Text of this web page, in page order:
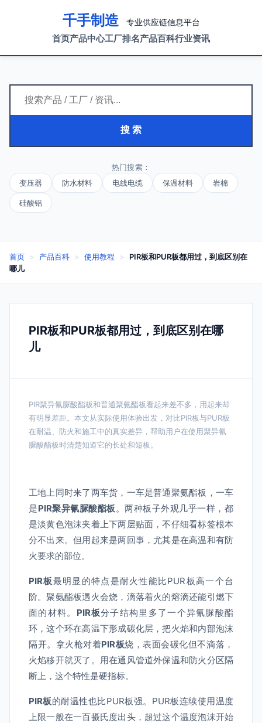
千手制造 专业供应链信息平台
首页产品中心工厂排名产品百科行业资讯
搜 索
热门搜索：
变压器
防水材料 电线电缆 保温材料 岩棉
硅酸铝
首页 > 产品百科 > 使用教程 >
PIR板和PUR板都用过，到底区别在
哪儿
PIR板和PUR板都用过，到底区别在哪
儿
PIR聚异氰脲酸酯板和普通聚氨酯板看起来差不多，用起来却
有明显差距。本文从实际使用体验出发，对比PIR板与PUR板
在耐温、防火和施工中的真实差异，帮助用户在使用聚异氰
脲酸酯板时清楚知道它的长处和短板。
工地上同时来了两车货，一车是普通聚氨酯板，一车
是PIR聚异氰脲酸酯板。两种板子外观几乎一样，都
是淡黄色泡沫夹着上下两层贴面，不仔细看标签根本
分不出来。但用起来是两回事，尤其是在高温和有防
火要求的部位。
PIR板最明显的特点是耐火性能比PUR板高一个台
阶。聚氨酯板遇火会烧，滴落着火的熔滴还能引燃下
面的材料。 PIR板分子结构里多了一个异氰脲酸酯
环，这个环在高温下形成碳化层，把火焰和内部泡沫
隔开。拿火枪对着PIR板烧，表面会碳化但不滴落，
火焰移开就灭了。用在通风管道外保温和防火分区隔
断上，这个特性是硬指标。
PIR板的耐温性也比PUR板强。PUR板连续使用温度
上限一般在一百摄氏度出头，超过这个温度泡沫开始